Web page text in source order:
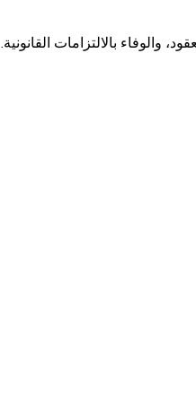
والوفاء بالالتزامات القانونية.